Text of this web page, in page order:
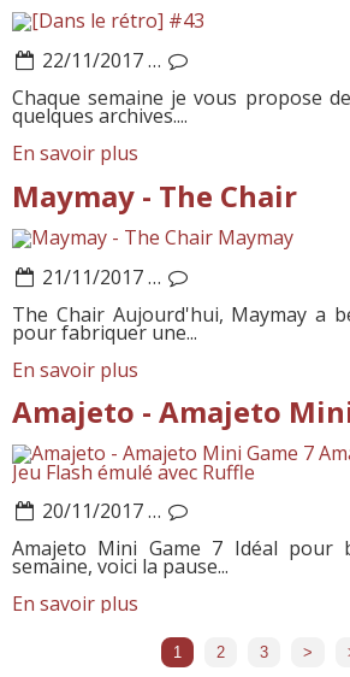
22/11/2017…
Chaque semaine je vous propose
quelques archives....
En savoir plus
Maymay - The Chair
Maymay
21/11/2017…
The Chair Aujourd'hui, Maymay a
pour fabriquer une...
En savoir plus
Amajeto - Amajeto
Jeu Flash émulé avec Ruffle
20/11/2017…
Amajeto Mini Game 7 Idéal pour
semaine, voici la pause...
En savoir plus
1 2 3 >